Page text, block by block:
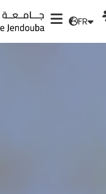
FR